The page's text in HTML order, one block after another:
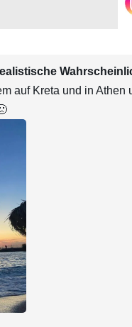
auf Kreta und in